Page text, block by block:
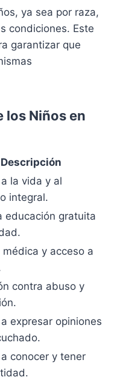
ya sea por raza,
condiciones. Este
garantizar que
los Niños en
Descripción
la vida y al
integral.
educación gratuita
médica y acceso a
contra abuso y
expresar opiniones
conocer y tener